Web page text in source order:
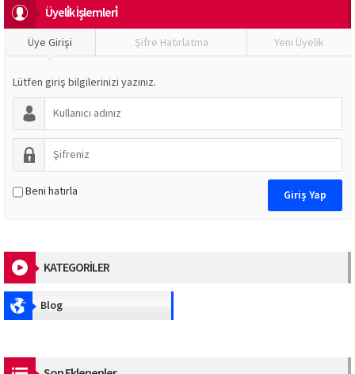
Üyeli̇k İşlemleri̇
Üye Girişi Şifre Hatırlatma Yeni Üyelik
Lütfen giriş bilgilerinizi yazınız.
Beni hatırla
KATEGORİLER
Blog